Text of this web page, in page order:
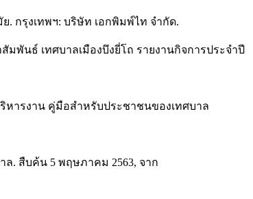
. กรุงเทพฯ: บริษัท เอกพิมพ์ไท จำกัด.
มพันธ์ เทศบาลเมืองบึงยี่โถ รายงานกิจการประจำปี
หารงาน คู่มือสำหรับประชาชนของเทศบาล
ล. สืบค้น 5 พฤษภาคม 2563, จาก